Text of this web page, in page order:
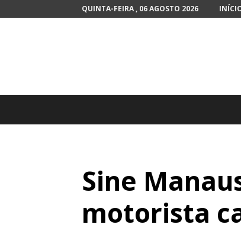
QUINTA-FEIRA , 06 AGOSTO 2026
Sine
motorista